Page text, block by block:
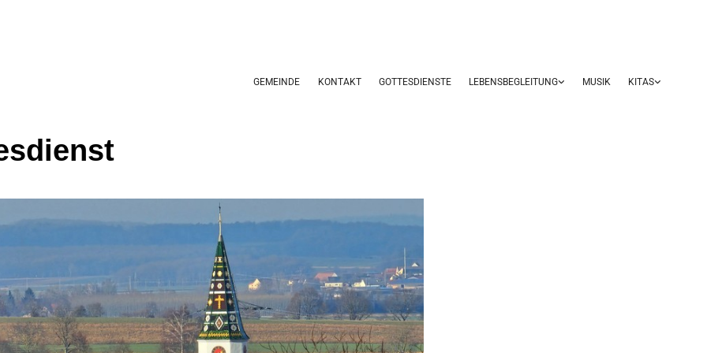
GEMEINDE KONTAKT GOTTESDIENSTE LEBENSBEGLEITUNG MUSIK KITAS